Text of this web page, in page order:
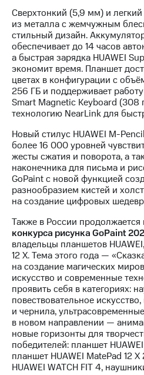
Сверхтонкий (5,9 мм) и
из металла с жемчужным
стильный дизайн.
обеспечивает до 14 часов
а быстрая зарядка HUAWEI
экономит время. Планшет
цветах в конфигурации с
256 ГБ и поддерживает
Smart Magnetic Keyboard (308
технологию NearLink для
Новый стилус HUAWEI M-
более 16 000 уровней
жесты сжатия и поворота, а
наконечника для письма и
GoPaint с новой функцией
разнообразием кистей и
на создание цифровых
Также в России
конкурса рисунка GoPaint
владельцы планшетов
12 X. Тема этого года —
на создание магических
искусство и современные
проявить себя в категориях:
повествовательное
и чернила,
в новом направлении —
новые горизонты для
победителей: планшет
планшет HUAWEI MatePad 12
HUAWEI WATCH FIT 4,